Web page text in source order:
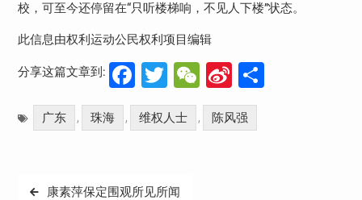
校，可至今还停留在“只听楼梯响，不见人下楼”状态。
此信息由权利运动公民权利项目编辑
分享这篇文章到: Facebook
Twitter
WeChat
Sina
Weibo
广东 , 珠海 , 维权人士 , 陈风强
文
康素萍保定围观所见所闻